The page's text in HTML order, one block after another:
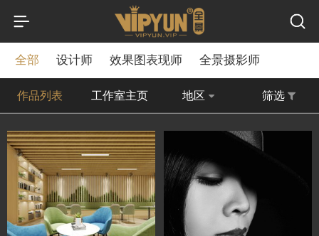
全部 设计师 效果图表现师 全景摄影师
作品列表 工作室主页 地区 筛选